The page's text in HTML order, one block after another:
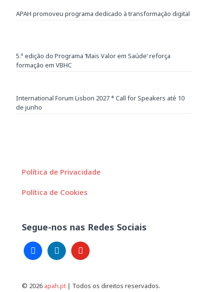
APAH promoveu programa dedicado à transformação digital
5.ª edição do Programa ‘Mais Valor em Saúde’ reforça
formação em VBHC
International Forum Lisbon 2027 * Call for Speakers até 10
de junho
Política de Privacidade
Política de Cookies
Segue-nos nas Redes Sociais
facebooklinkedin youtube
© 2026 apah.pt | Todos os direitos reservados.